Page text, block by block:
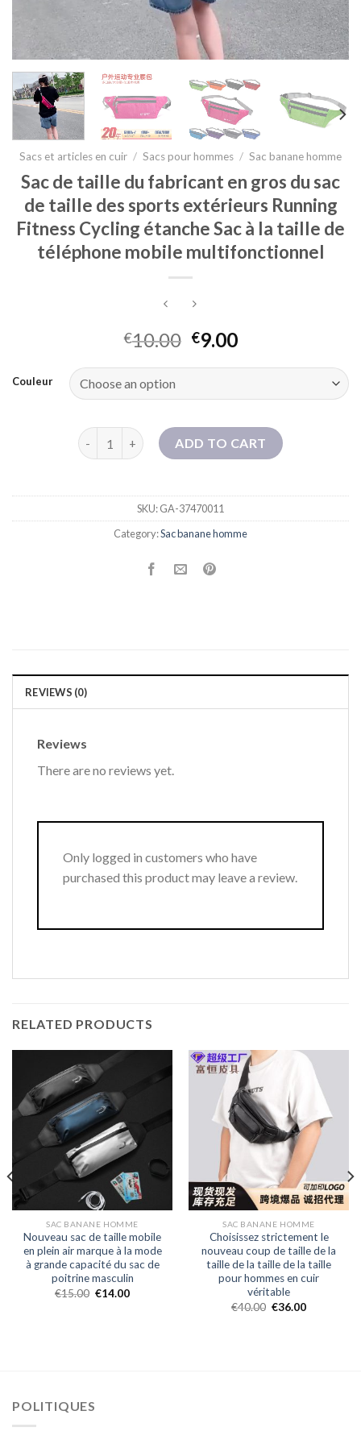
Sacs et articles en cuir / Sacs pour hommes / Sac banane homme
Sac de taille du fabricant en gros du sac
de taille des sports extérieurs Running
Fitness Cycling étanche Sac à la taille de
téléphone mobile multifonctionnel
€10.00 €9.00
Couleur
Sac de taille du fabricant en gros du sac de taille
ADD TO CART
SKU:GA-37470011
Category:Sac banane homme
REVIEWS (0)
Reviews
There are no reviews yet.
Only logged in customers who have
purchased this product may leave a review.
RELATED PRODUCTS
SAC BANANE HOMME
Nouveau sac de taille mobile
en plein air marque à la mode
à grande capacité du sac de
poitrine masculin
€15.00 €14.00
SAC BANANE HOMME
Choisissez strictement le
nouveau coup de taille de la
taille de la taille de la taille
pour hommes en cuir
véritable
€40.00 €36.00
POLITIQUES